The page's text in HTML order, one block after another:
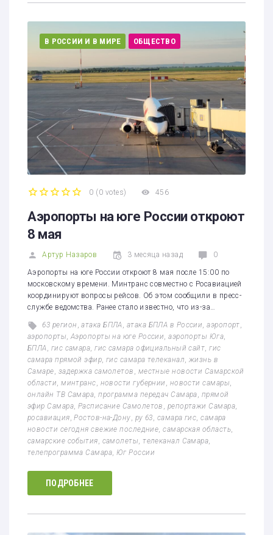
В РОССИИ И В МИРЕ ОБЩЕСТВО
0 ( 0 votes) 456
Аэропорты на юге России откроют
8 мая
Артур Назаров 3 месяца назад 0
Аэропорты на юге России откроют 8 мая после 15:00 по
московскому времени. Минтранс совместно с Росавиацией
координируют вопросы рейсов. Об этом сообщили в пресс-
службе ведомства. Ранее стало известно, что из-за…
63 регион ,атака БПЛА, атака БПЛА в России,аэропорт,
аэропорты, Аэропорты на юге России,аэропорты Юга,
БПЛА, гис самара,гис самара официальный сайт,гис
самара прямой эфир,гис самара телеканал, жизнь в
Самаре, задержка самолетов , местные новости Самарской
области,минтранс, новости губернии , новости самары,
онлайн ТВ Самара,программа передач Самара, прямой
эфир Самара, Расписание Самолетов , репортажи Самара,
росавиация,Ростов-на-Дону, ру 63, самара гис,самара
новости сегодня свежие последние,самарская область,
самарские события, самолеты,телеканал Самара,
телепрограмма Самара, Юг России
ПОДРОБНЕЕ